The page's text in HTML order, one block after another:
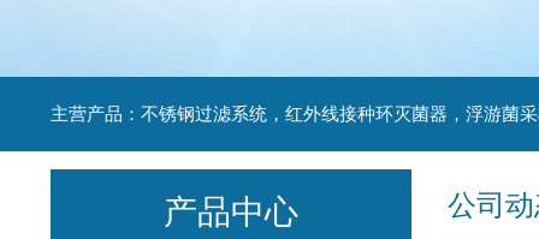
公司
产品中心